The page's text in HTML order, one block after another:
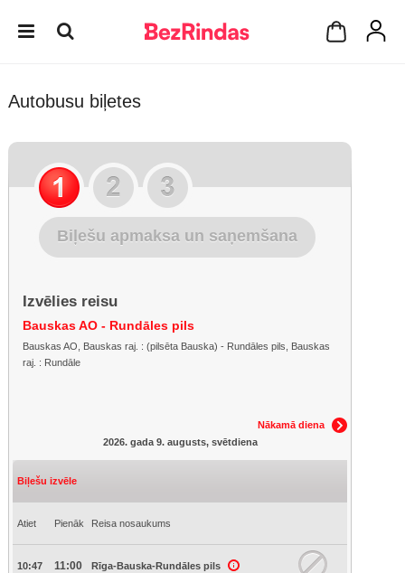
Autobusu biļetes
Biļešu apmaksa un saņemšana
Izvēlies reisu
Bauskas AO - Rundāles pils
Bauskas AO, Bauskas raj. : (pilsēta Bauska) - Rundāles pils, Bauskas
raj. : Rundāle
Nākamā diena
2026. gada 9. augusts, svētdiena
Biļešu izvēle
Atiet Pienāk Reisa nosaukums
10:47 11:00 Rīga-Bauska-Rundāles pils